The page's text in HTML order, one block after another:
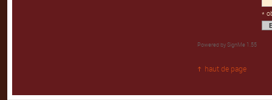
*
Powered by SignMe 1.55
haut de page